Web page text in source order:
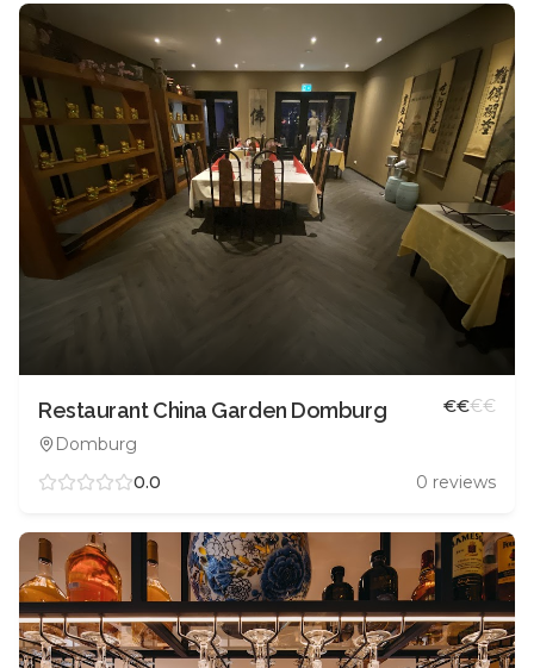
Restaurant China Garden Domburg
Domburg
€€€€
0.0 0 reviews